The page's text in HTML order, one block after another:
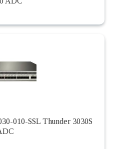
010-SSL Thunder 3030S